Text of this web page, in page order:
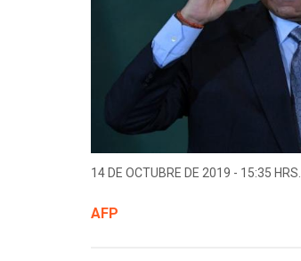
14 DE OCTUBRE DE 2019 - 15:35 HRS.
AFP